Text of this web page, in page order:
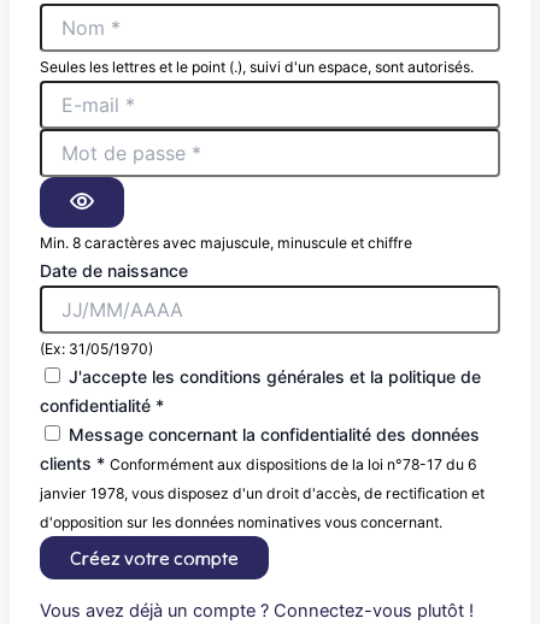
Seules les lettres et le point (.), suivi d'un espace, sont autorisés.
Min. 8 caractères avec majuscule, minuscule et chiffre
Date de naissance
(Ex: 31/05/1970)
J'accepte les conditions générales et la politique de
confidentialité *
Message concernant la confidentialité des données
clients * Conformément aux dispositions de la loi n°78-17 du 6
janvier 1978, vous disposez d'un droit d'accès, de rectification et
d'opposition sur les données nominatives vous concernant.
Créez votre compte
Vous avez déjà un compte ? Connectez-vous plutôt !